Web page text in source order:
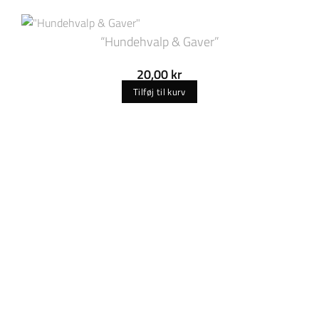
“Hundehvalp & Gaver”
20,00kr
Tilføj til kurv